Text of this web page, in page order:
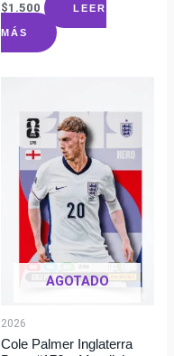
$1.500 LEER
MÁS
AGOTADO
2026
Cole Palmer Inglaterra